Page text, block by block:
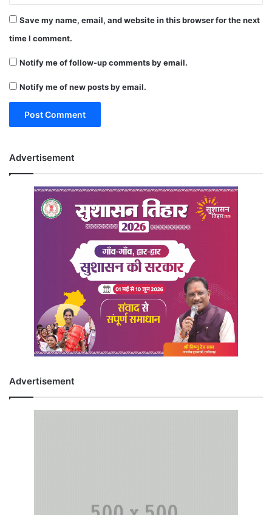
Save my name, email, and website in this browser for the next
time I comment.
Notify me of follow-up comments by email.
Notify me of new posts by email.
Advertisement
Advertisement